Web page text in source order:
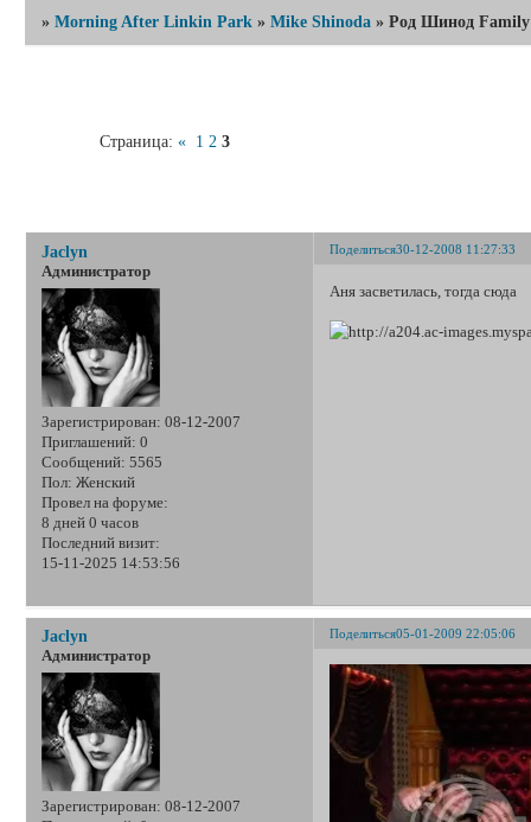
»Morning After Linkin Park »Mike Shinoda »Род Шинод Family
Страница:« 1 2 3
Поделиться30-12-2008 11:27:33
Jaclyn
Администратор
Зарегистрирован: 08-12-2007
Приглашений: 0
Сообщений: 5565
Пол: Женский
Провел на форуме:
8 дней 0 часов
Последний визит:
15-11-2025 14:53:56
Аня засветилась, тогда сюда
Поделиться05-01-2009 22:05:06
Jaclyn
Администратор
Зарегистрирован: 08-12-2007